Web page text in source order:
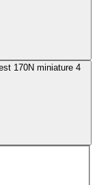
Spinlock ensemble de rechange Hammar Deckvest 170N miniature 4